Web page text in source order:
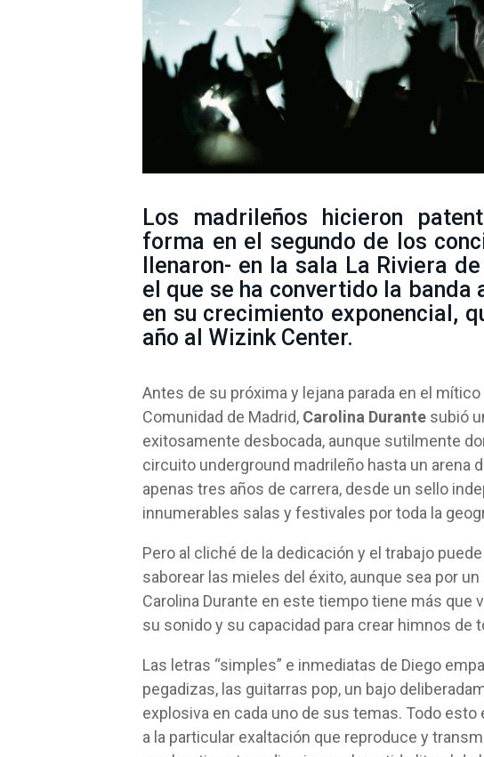
Los madrileños hicieron
forma en el segundo de los
llenaron- en la sala La Riviera
el que se ha convertido la banda
en su crecimiento exponencial,
año al Wizink Center.
Antes de su próxima y lejana parada en el
Comunidad de Madrid, Carolina Durante subió
exitosamente desbocada, aunque sutilmente
circuito underground madrileño hasta un arena
apenas tres años de carrera, desde un sello
innumerables salas y festivales por toda la
Pero al cliché de la dedicación y el trabajo
saborear las mieles del éxito, aunque sea por
Carolina Durante en este tiempo tiene más que
su sonido y su capacidad para crear himnos de
Las letras “simples” e inmediatas de Diego
pegadizas, las guitarras pop, un bajo
explosiva en cada uno de sus temas. Todo
a la particular exaltación que reproduce y